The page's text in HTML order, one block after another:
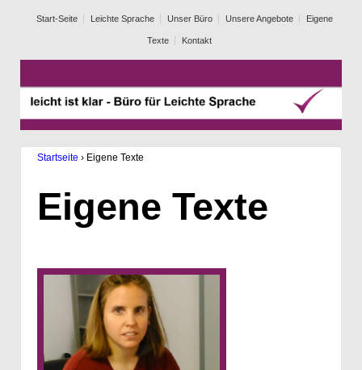
Start-Seite Leichte Sprache Unser Büro Unsere Angebote Eigene
Texte Kontakt
Startseite › Eigene Texte
Eigene Texte